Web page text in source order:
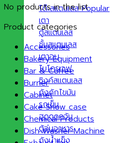
โต๊ะสแตนเลส
เตา
ตู้สแตนเลส
ชั้นสแตนเลส
เตาอบ
ไมโครเวฟ
ซิงค์สแตนเลส
ถังดักไขมัน
รถเข็น
ฮูดดูดควัน
ตู้อุ่นอาหาร
ถังน้ำแข็ง
No products in the list
Product categories
Accessories
Bakery Equipment
Bar & Coffee
Burner
Cabinet
Cake Show case
Chemical Products
Dish Washer Machine